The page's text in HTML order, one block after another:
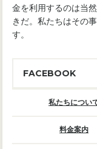
金を利用するのは当
きだ。私たちはその
す。
FACEBOOK
私たちについ
料金案内